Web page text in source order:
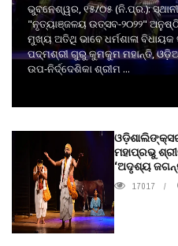
ଭୁବନେଶ୍ୱର, ୧୫/୦୫ (ନି.ପ୍ର.):
"ନୃତ୍ୟାଞ୍ଜଳୟ ଉତ୍ସବ-୨୦୨୨"
ମୁଖ୍ୟ ଅତିଥି ଭାବେ ଧର୍ମଶାଳା ବିଧାୟକ
ପଦ୍ମଶ୍ରୀ ଗୁରୁ କୁମକୁମ ମହାନ୍ତି, ଓଡ଼ିଆ
ଉପ-ନିର୍ଦ୍ଦେଶିକା ଶ୍ରୀମ ...
ମହାପ୍ରଭୁ
‘ଅଦୃଶ୍ୟ
17017